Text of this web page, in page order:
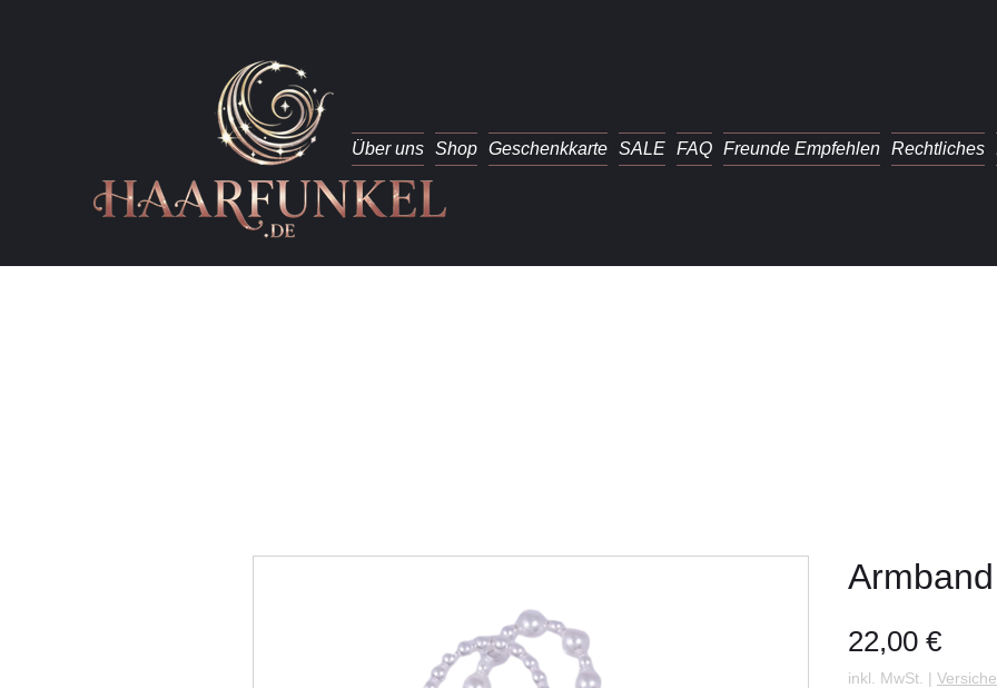
Über uns Shop Geschenkkarte SALE FAQ Freunde Empfehlen Rechtliches
22,00 €Preis
inkl. MwSt. |